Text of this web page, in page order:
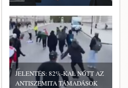
JELENTÉS: 82%-KAL NŐTT AZ
ANTISZEMITA TÁMADÁSOK